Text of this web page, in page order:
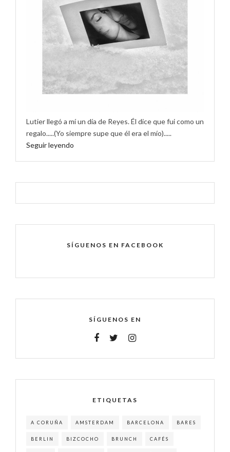
Lutier llegó a mí un día de Reyes. Él dice que fui como un
regalo.....(Yo siempre supe que él era el mío).....
Seguir leyendo
SÍGUENOS EN FACEBOOK
SÍGUENOS EN
ETIQUETAS
A CORUÑA AMSTERDAM BARCELONA BARES
BERLIN BIZCOCHO BRUNCH CAFÉS